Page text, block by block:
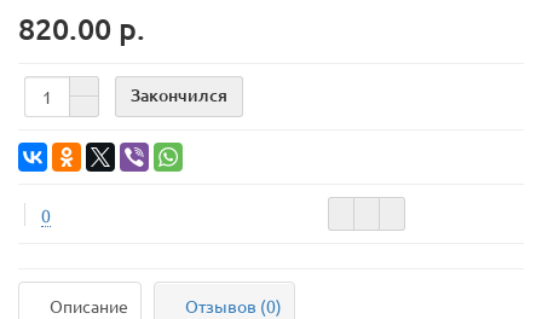
820.00 р.
Закончился
0
Описание Отзывов (0)